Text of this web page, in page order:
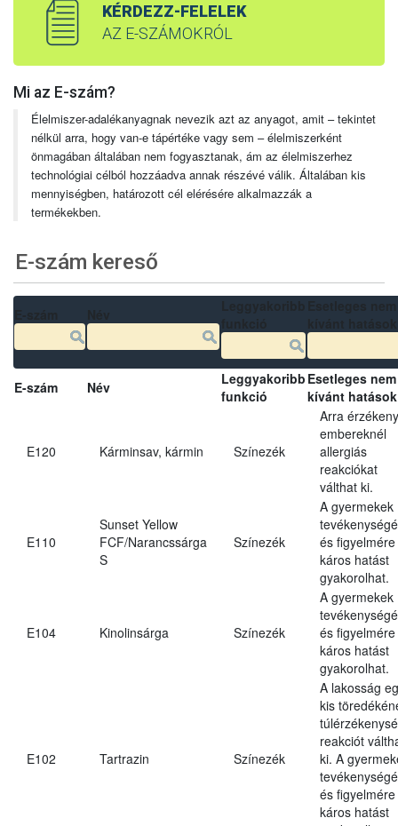
KÉRDEZZ-FELELEK
AZ E-SZÁMOKRÓL
Mi az E-szám?
Élelmiszer-adalékanyagnak nevezik azt az anyagot, amit – tekintet
nélkül arra, hogy van-e tápértéke vagy sem – élelmiszerként
önmagában általában nem fogyasztanak, ám az élelmiszerhez
technológiai célból hozzáadva annak részévé válik. Általában kis
mennyiségben, határozott cél elérésére alkalmazzák a
termékekben.
E-szám kereső
E-szám Név
Leggyakoribb
funkció
Esetleges nem
kívánt hatások
E120 Kárminsav, kármin Színezék
Arra érzékeny
embereknél
allergiás
reakciókat
válthat ki.
E110
Sunset Yellow
FCF/Narancssárga
S
Színezék
A gyermekek
és figyelmére
káros hatást
gyakorolhat.
E104 Kinolinsárga Színezék
A gyermekek
és figyelmére
káros hatást
gyakorolhat.
E102 Tartrazin Színezék
A lakosság
kis
reakciót
ki. A
és figyelmére
káros hatást